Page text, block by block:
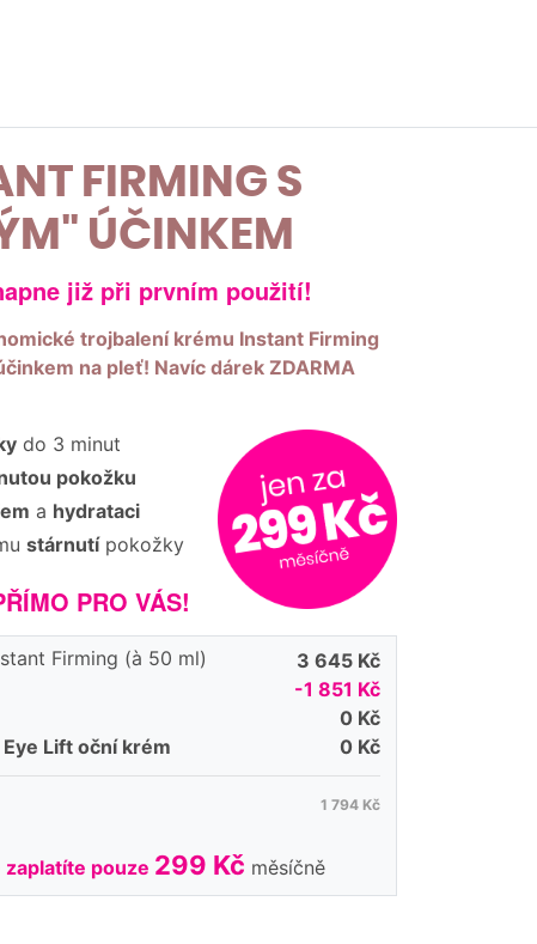
FIRMING S
ÚČINKEM
již při prvním použití!
trojbalení krému Instant Firming
na pleť! Navíc dárek ZDARMA
do 3 minut
pokožku
a hydrataci
stárnutípokožky
PRO VÁS!
Firming (à 50 ml)
3 645 Kč
-1 851 Kč
0 Kč
Lift oční krém
0 Kč
1 794 Kč
zaplatíte pouze 299 Kč měsíčně